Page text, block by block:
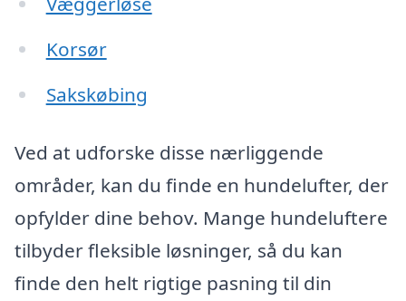
Korsør
Sakskøbing
Ved at udforske disse nærliggende
områder, kan du finde en hundelufter, der
opfylder dine behov. Mange hundeluftere
tilbyder fleksible løsninger, så du kan
finde den helt rigtige pasning til din